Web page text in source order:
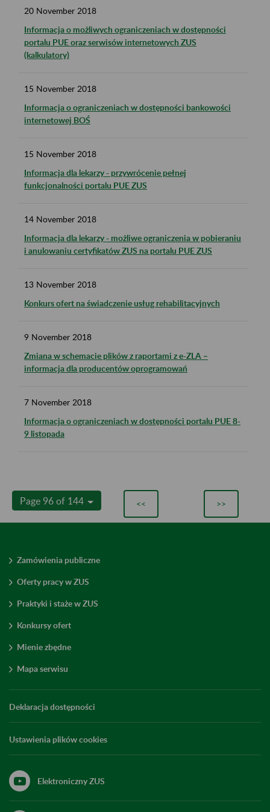
20 November 2018
Informacja o możliwych ograniczeniach w dostępności
portalu PUE oraz serwisów internetowych ZUS
(kalkulatory)
15 November 2018
Informacja o ograniczeniach w dostępności bankowości
internetowej BOŚ
15 November 2018
Informacja dla lekarzy - przywrócenie pełnej
funkcjonalności portalu PUE ZUS
14 November 2018
Informacja dla lekarzy - możliwe ograniczenia w pobieraniu
i anulowaniu certyfikatów ZUS na portalu PUE ZUS
13 November 2018
Konkurs ofert na świadczenie usług rehabilitacyjnych
9 November 2018
Zmiana w schemacie plików z raportami z e-ZLA –
informacja dla producentów oprogramowań
7 November 2018
Informacja o ograniczeniach w dostępności portalu PUE 8-
9 listopada
Page 96 of 144 << >>
Zamówienia publiczne
Oferty pracy w ZUS
Praktyki i staże w ZUS
Konkursy ofert
Mienie zbędne
Mapa serwisu
Deklaracja dostępności
Ustawienia plików cookies
Elektroniczny ZUS